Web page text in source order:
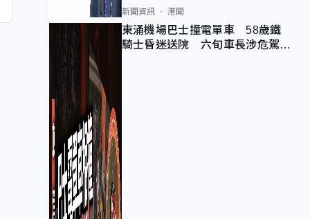
新聞資訊 港聞
東涌機場巴士撞電單車 58歲鐵
騎士昏迷送院 六旬車長涉危駕被